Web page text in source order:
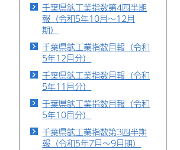
千葉県鉱工業指数第4四半期
報（令和5年10月～12月
期）
千葉県鉱工業指数月報（令和
5年12月分）
千葉県鉱工業指数月報（令和
5年11月分）
千葉県鉱工業指数月報（令和
5年10月分）
千葉県鉱工業指数第3四半期
報（令和5年7月～9月期）